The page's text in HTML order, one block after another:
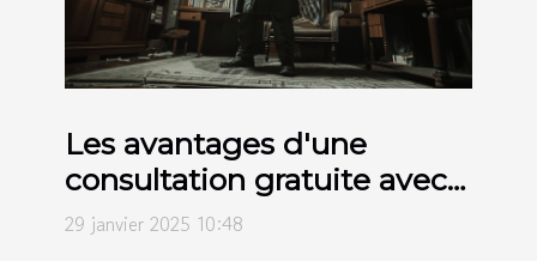
Les avantages d'une
consultation gratuite avec
un détective privé
29 janvier 2025 10:48